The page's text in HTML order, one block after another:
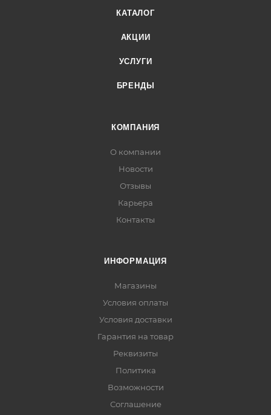
КАТАЛОГ
АКЦИИ
УСЛУГИ
БРЕНДЫ
КОМПАНИЯ
О компании
Новости
Отзывы
Карьера
Контакты
ИНФОРМАЦИЯ
Магазины
Условия оплаты
Условия доставки
Гарантия на товар
Реквизиты
Политика
Возможности
Соглашение